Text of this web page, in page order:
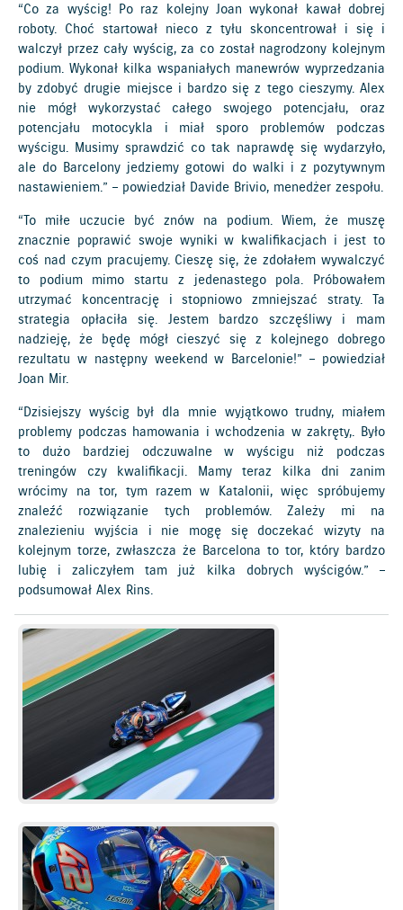
“Co za wyścig! Po raz kolejny Joan wykonał kawał dobrej
roboty. Choć startował nieco z tyłu skoncentrował i się i
walczył przez cały wyścig, za co został nagrodzony kolejnym
podium. Wykonał kilka wspaniałych manewrów wyprzedzania
by zdobyć drugie miejsce i bardzo się z tego cieszymy. Alex
nie mógł wykorzystać całego swojego potencjału, oraz
potencjału motocykla i miał sporo problemów podczas
wyścigu. Musimy sprawdzić co tak naprawdę się wydarzyło,
ale do Barcelony jedziemy gotowi do walki i z pozytywnym
nastawieniem.” – powiedział Davide Brivio, menedżer zespołu.
“To miłe uczucie być znów na podium. Wiem, że muszę
znacznie poprawić swoje wyniki w kwalifikacjach i jest to
coś nad czym pracujemy. Cieszę się, że zdołałem wywalczyć
to podium mimo startu z jedenastego pola. Próbowałem
utrzymać koncentrację i stopniowo zmniejszać straty. Ta
strategia opłaciła się. Jestem bardzo szczęśliwy i mam
nadzieję, że będę mógł cieszyć się z kolejnego dobrego
rezultatu w następny weekend w Barcelonie!” – powiedział
Joan Mir.
“Dzisiejszy wyścig był dla mnie wyjątkowo trudny, miałem
problemy podczas hamowania i wchodzenia w zakręty,. Było
to dużo bardziej odczuwalne w wyścigu niż podczas
treningów czy kwalifikacji. Mamy teraz kilka dni zanim
wrócimy na tor, tym razem w Katalonii, więc spróbujemy
znaleźć rozwiązanie tych problemów. Zależy mi na
znalezieniu wyjścia i nie mogę się doczekać wizyty na
kolejnym torze, zwłaszcza że Barcelona to tor, który bardzo
lubię i zaliczyłem tam już kilka dobrych wyścigów.” –
podsumował Alex Rins.